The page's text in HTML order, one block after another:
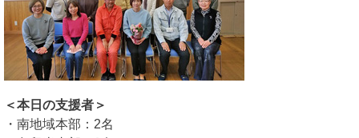
＜本日の支援者＞
・南地域本部：2名